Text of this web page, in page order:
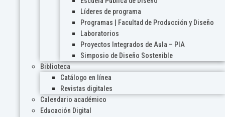
Líderes de programa
Programas | Facultad de Producción y Diseño
Laboratorios
Proyectos Integrados de Aula – PIA
Simposio de Diseño Sostenible
Biblioteca
Catálogo en línea
Revistas digitales
Calendario académico
Educación Digital